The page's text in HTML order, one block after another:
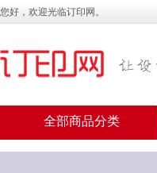
您好，欢迎光临订印网。
全部商品分类